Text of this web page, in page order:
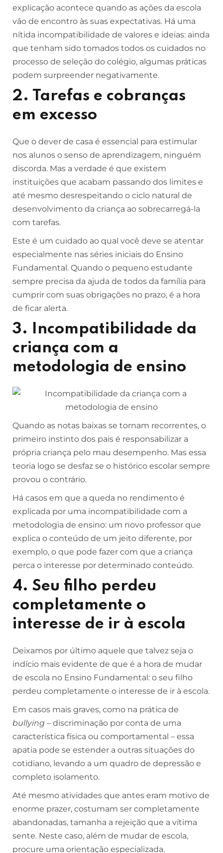
explicação acontece quando as ações da escola
vão de encontro às suas expectativas. Há uma
nítida incompatibilidade de valores e ideias: ainda
que tenham sido tomados todos os cuidados no
processo de seleção do colégio, algumas práticas
podem surpreender negativamente.
2. Tarefas e cobranças
em excesso
Que o dever de casa é essencial para estimular
nos alunos o senso de aprendizagem, ninguém
discorda. Mas a verdade é que existem
instituições que acabam passando dos limites e
até mesmo desrespeitando o ciclo natural de
desenvolvimento da criança ao sobrecarregá-la
com tarefas.
Este é um cuidado ao qual você deve se atentar
especialmente nas séries iniciais do Ensino
Fundamental. Quando o pequeno estudante
sempre precisa da ajuda de todos da família para
cumprir com suas obrigações no prazo, é a hora
de ficar alerta.
3. Incompatibilidade da
criança com a
metodologia de ensino
Quando as notas baixas se tornam recorrentes, o
primeiro instinto dos pais é responsabilizar a
própria criança pelo mau desempenho. Mas essa
teoria logo se desfaz se o histórico escolar sempre
provou o contrário.
Há casos em que a queda no rendimento é
explicada por uma incompatibilidade com a
metodologia de ensino: um novo professor que
explica o conteúdo de um jeito diferente, por
exemplo, o que pode fazer com que a criança
perca o interesse por determinado conteúdo.
4. Seu filho perdeu
completamente o
interesse de ir à escola
Deixamos por último aquele que talvez seja o
indício mais evidente de que é a hora de mudar
de escola no Ensino Fundamental: o seu filho
perdeu completamente o interesse de ir à escola.
Em casos mais graves, como na prática de
bullying – discriminação por conta de uma
característica física ou comportamental – essa
apatia pode se estender a outras situações do
cotidiano, levando a um quadro de depressão e
completo isolamento.
Até mesmo atividades que antes eram motivo de
enorme prazer, costumam ser completamente
abandonadas, tamanha a rejeição que a vítima
sente. Neste caso, além de mudar de escola,
procure uma orientação especializada.